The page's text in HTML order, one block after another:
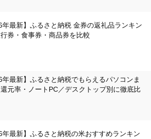
年最新】ふるさと納税 金券の返礼品ランキン
券・食事券・商品券を比較
年最新】ふるさと納税でもらえるパソコンま
元率・ノートPC／デスクトップ別に徹底比
年最新】ふるさと納税の米おすすめランキン